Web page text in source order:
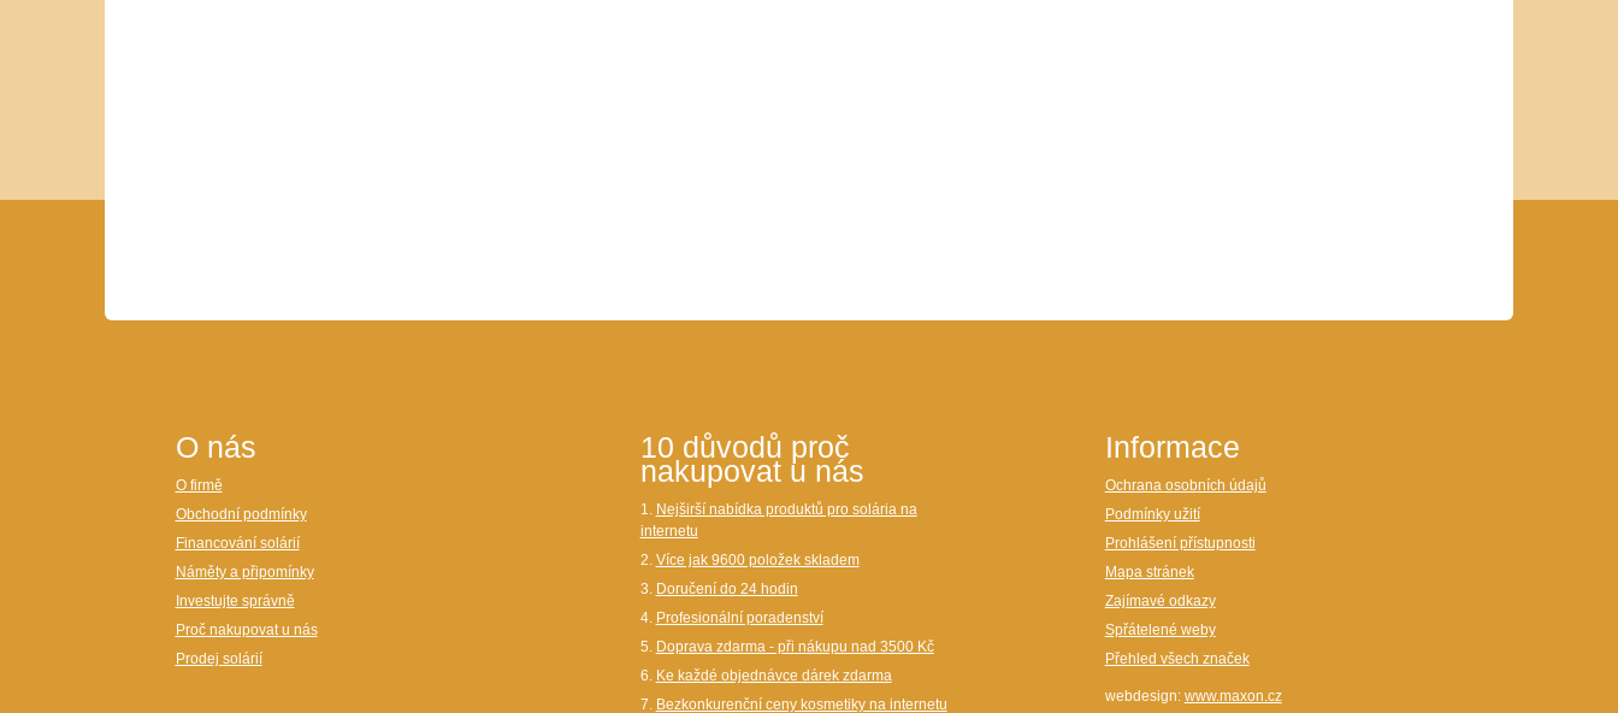
O nás
O firmě
Obchodní podmínky
Financování solárií
Náměty a připomínky
Investujte správně
Proč nakupovat u nás
Prodej solárií
10 důvodů proč
nakupovat u nás
1. Nejširší nabídka produktů pro solária na
internetu
2. Více jak 9600 položek skladem
3. Doručení do 24 hodin
4. Profesionální poradenství
5. Doprava zdarma - při nákupu nad 3500 Kč
6. Ke každé objednávce dárek zdarma
7. Bezkonkurenční ceny kosmetiky na internetu
Informace
Ochrana osobních údajů
Podmínky užití
Prohlášení přístupnosti
Mapa stránek
Zajímavé odkazy
Spřátelené weby
Přehled všech značek
webdesign: www.maxon.cz